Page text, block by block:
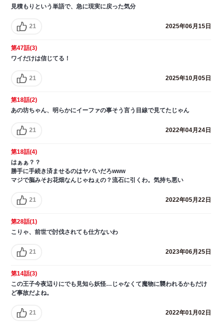
見積もりという単語で、急に現実に戻った気分
21 2025年06月15日
第47話(3)
ワイだけは信じてる！
21 2025年10月05日
第18話(2)
あの坊ちゃん、明らかにイーファの事そう言う目線で見てたじゃん
21 2022年04月24日
第18話(4)
はぁぁ？？
勝手に手続き済ませるのはヤバいだろwww
マジで脳みそお花畑なんじゃねぇの？流石に引くわ。気持ち悪い
21 2022年05月22日
第28話(1)
こりゃ、前世で討伐されても仕方ないわ
21 2023年06月25日
第14話(3)
この王子今夜辺りにでも見知ら妖怪…じゃなくて魔物に襲われるかもだけ
ど事故だよね。
21 2022年01月02日